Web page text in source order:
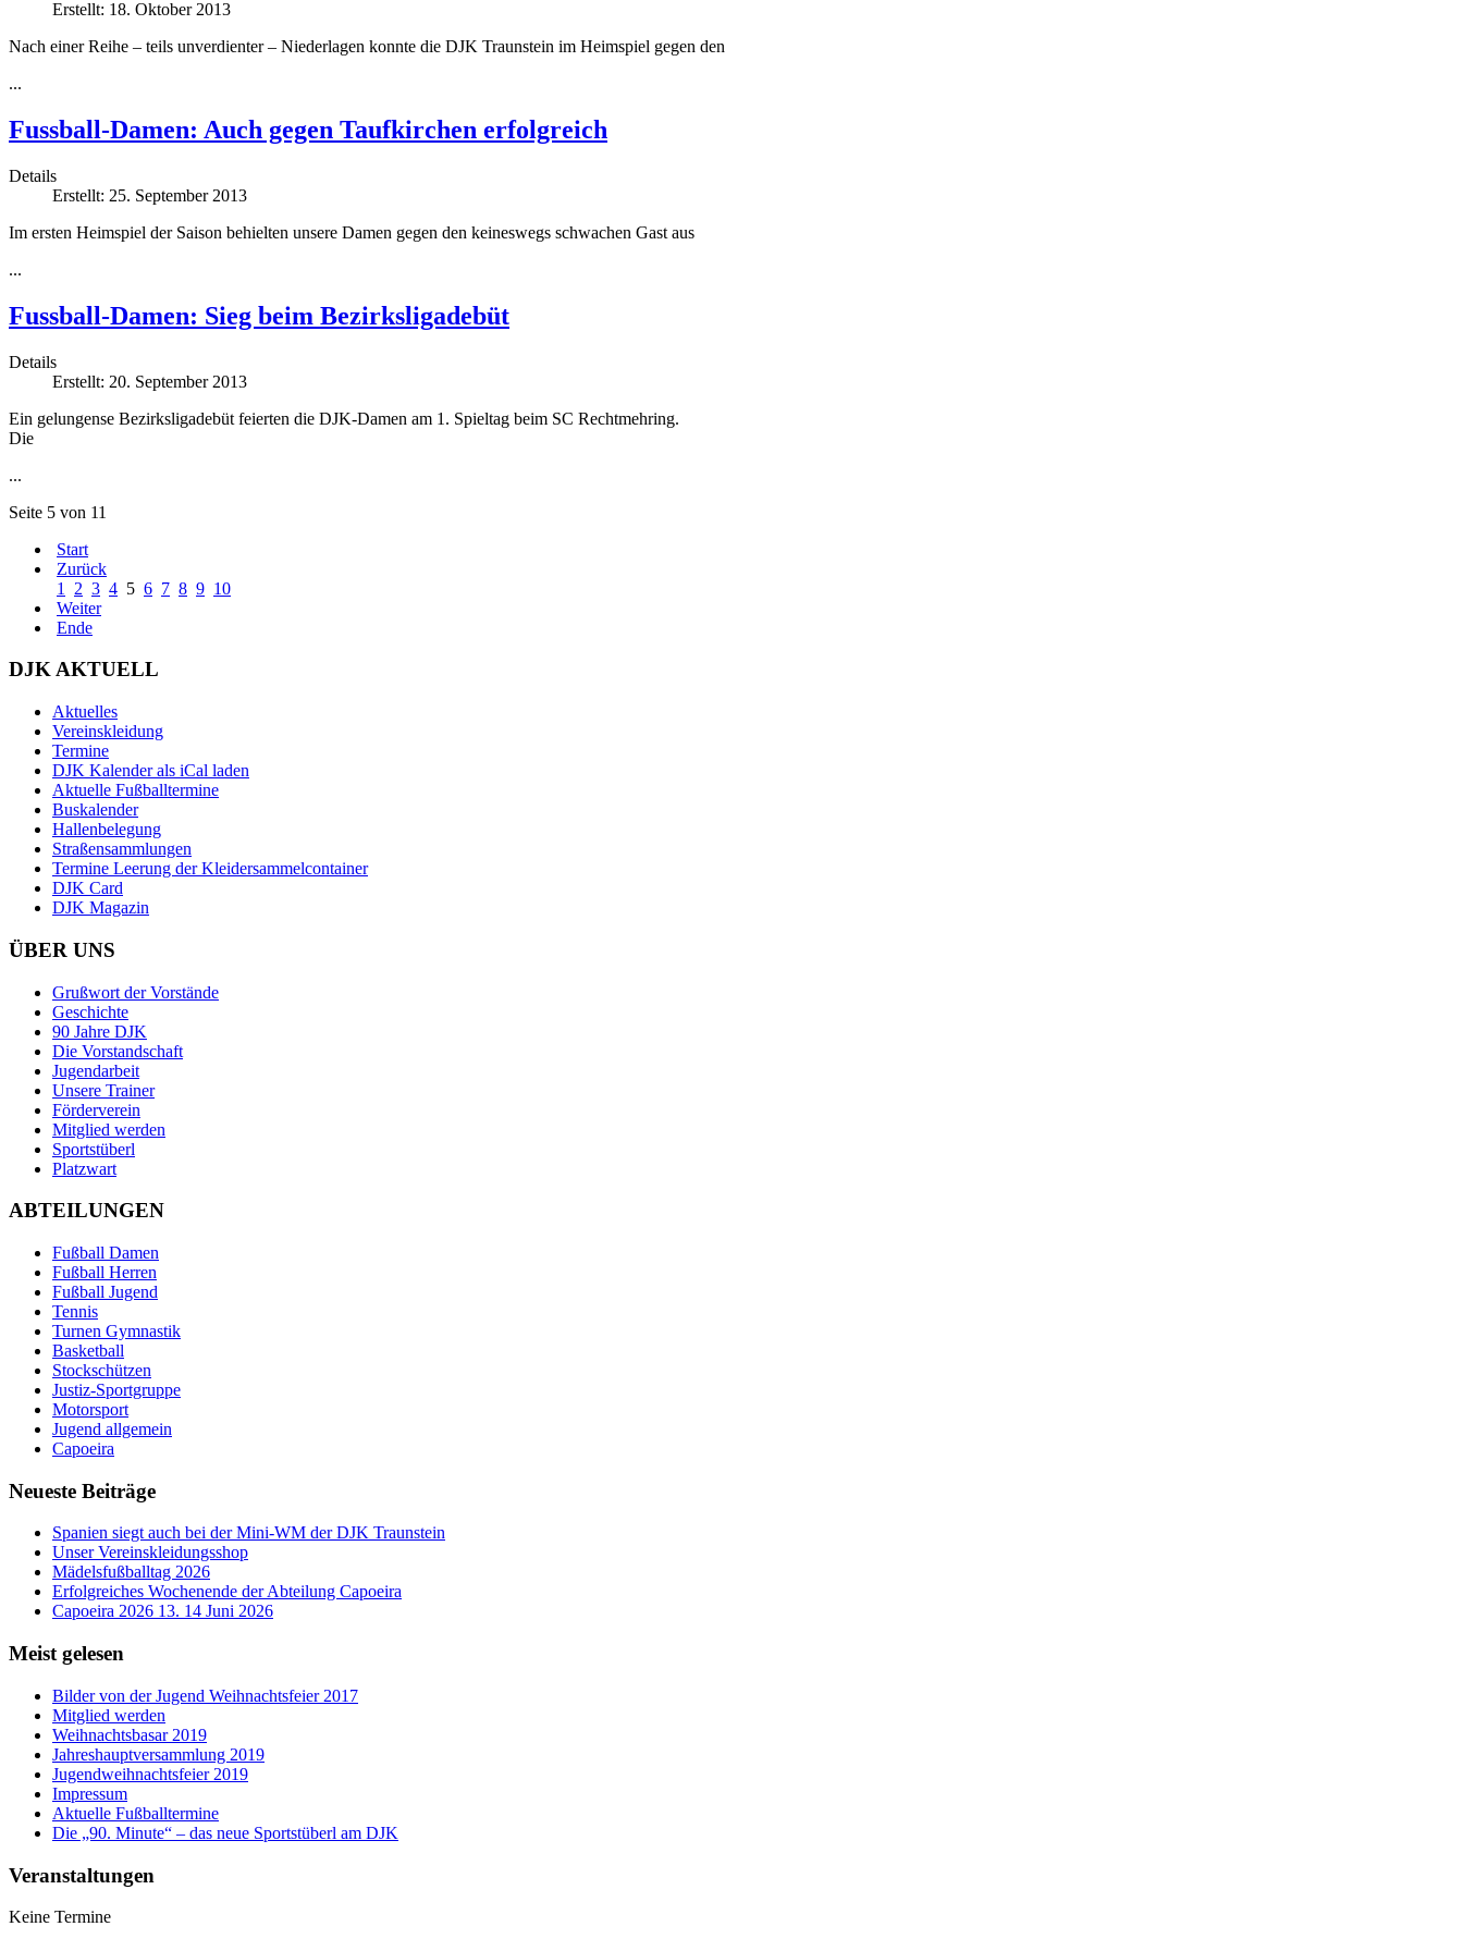
Erstellt: 18. Oktober 2013
Nach einer Reihe – teils unverdienter – Niederlagen konnte die DJK Traunstein im Heimspiel gegen den
...
Fussball-Damen: Auch gegen Taufkirchen erfolgreich
Details
Erstellt: 25. September 2013
Im ersten Heimspiel der Saison behielten unsere Damen gegen den keineswegs schwachen Gast aus
...
Fussball-Damen: Sieg beim Bezirksligadebüt
Details
Erstellt: 20. September 2013
Ein gelungense Bezirksligadebüt feierten die DJK-Damen am 1. Spieltag beim SC Rechtmehring.
Die
...
Seite 5 von 11
Start
Zurück
1
2 3 4 5 6 7 8 9 10
Weiter
Ende
DJK AKTUELL
Aktuelles
Vereinskleidung
Termine
DJK Kalender als iCal laden
Aktuelle Fußballtermine
Buskalender
Hallenbelegung
Straßensammlungen
Termine Leerung der Kleidersammelcontainer
DJK Card
DJK Magazin
ÜBER UNS
Grußwort der Vorstände
Geschichte
90 Jahre DJK
Die Vorstandschaft
Jugendarbeit
Unsere Trainer
Förderverein
Mitglied werden
Sportstüberl
Platzwart
ABTEILUNGEN
Fußball Damen
Fußball Herren
Fußball Jugend
Tennis
Turnen Gymnastik
Basketball
Stockschützen
Justiz-Sportgruppe
Motorsport
Jugend allgemein
Capoeira
Neueste Beiträge
Spanien siegt auch bei der Mini-WM der DJK Traunstein
Unser Vereinskleidungsshop
Mädelsfußballtag 2026
Erfolgreiches Wochenende der Abteilung Capoeira
Capoeira 2026 13. 14 Juni 2026
Meist gelesen
Bilder von der Jugend Weihnachtsfeier 2017
Mitglied werden
Weihnachtsbasar 2019
Jahreshauptversammlung 2019
Jugendweihnachtsfeier 2019
Impressum
Aktuelle Fußballtermine
Die „90. Minute“ – das neue Sportstüberl am DJK
Veranstaltungen
Keine Termine